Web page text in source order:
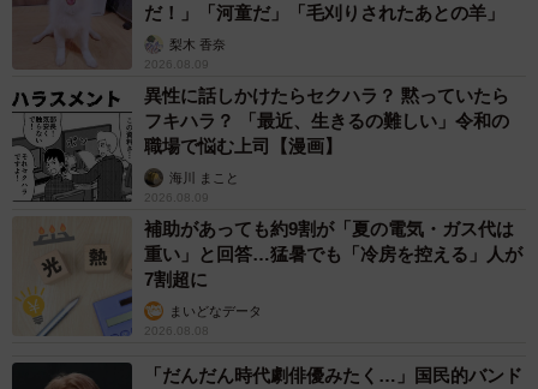
だ！」「河童だ」「毛刈りされたあとの羊」
梨木 香奈
2026.08.09
異性に話しかけたらセクハラ？ 黙っていたら
フキハラ？ 「最近、生きるの難しい」令和の
職場で悩む上司【漫画】
海川 まこと
2026.08.09
補助があっても約9割が「夏の電気・ガス代は
重い」と回答…猛暑でも「冷房を控える」人が
7割超に
まいどなデータ
2026.08.08
「だんだん時代劇俳優みたく…」国民的バンド